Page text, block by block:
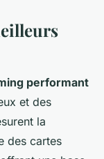
performant
et des
la
des cartes